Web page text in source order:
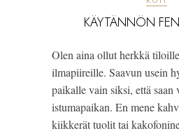
KÄYTÄNNÖN
Olen aina ollut herkkä
ilmapiireille. Saavun usein
paikalle vain siksi, että saan
istumapaikan. En mene
kiikkerät tuolit tai